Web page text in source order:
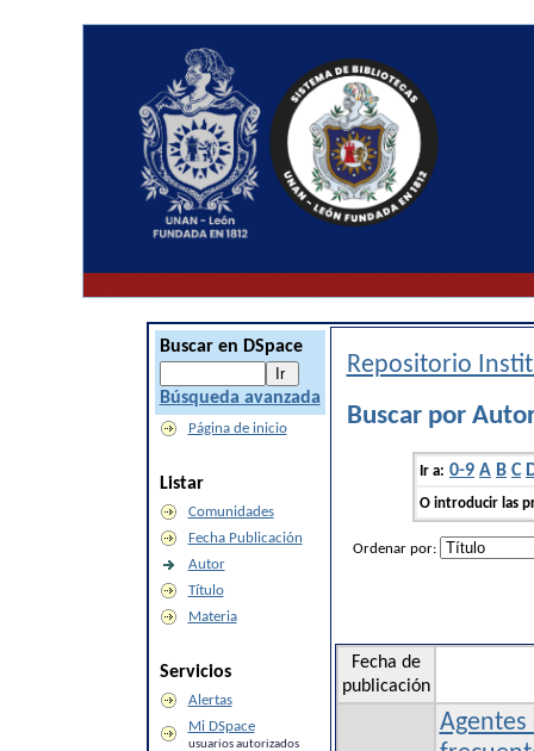
Buscar en DSpace
Búsqueda avanzada
Página de inicio
Listar
Comunidades
Fecha Publicación
Autor
Título
Materia
Servicios
Alertas
Mi DSpace
usuarios autorizados
Repositorio
Buscar por
Ir a: 0-9 A B C
O introducir las
Ordenar por:
Fecha de
publicación
Agentes